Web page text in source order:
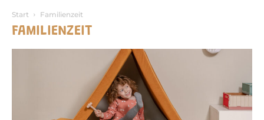
Start Familienzeit
FAMILIENZEIT